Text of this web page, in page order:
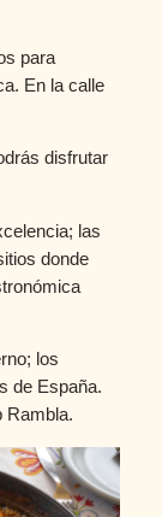
para
En la calle
disfrutar
las
donde
los
de España.
Rambla.